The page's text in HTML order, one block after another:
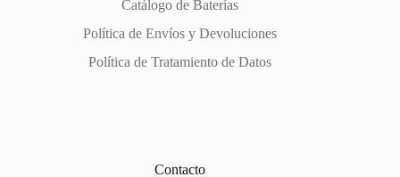
Catálogo de Baterías
Política de Envíos y Devoluciones
Política de Tratamiento de Datos
Contacto